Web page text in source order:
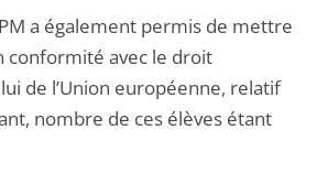
a également permis de mettre
conformité avec le droit
de l’Union européenne, relatif
nombre de ces élèves étant